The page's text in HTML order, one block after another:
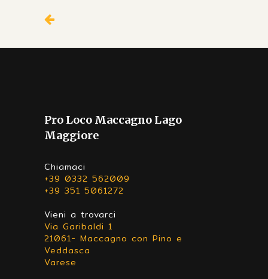
Pro Loco Maccagno Lago
Maggiore
Chiamaci
+39 0332 562009
+39 351 5061272
Vieni a trovarci
Via Garibaldi 1
21061- Maccagno con Pino e
Veddasca
Varese